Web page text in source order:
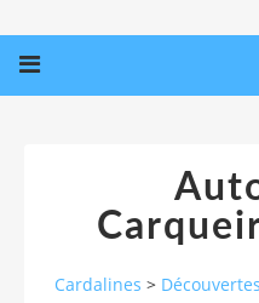
Cardalines > Découvertes